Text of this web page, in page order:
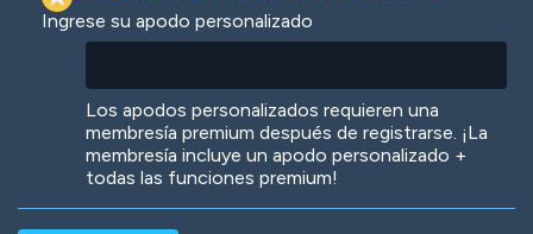
Ingrese su apodo personalizado
Los apodos personalizados requieren una
membresía premium después de registrarse. ¡La
membresía incluye un apodo personalizado +
todas las funciones premium!